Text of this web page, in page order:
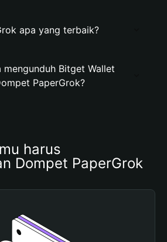
apa yang terbaik?
mengunduh Bitget Wallet
PaperGrok?
harus
Dompet PaperGrok